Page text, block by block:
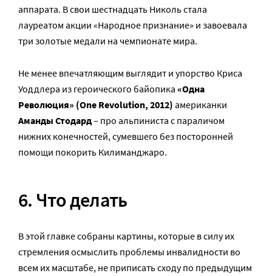
аппарата. В свои шестнадцать Николь стала
лауреатом акции «Народное признание» и завоевала
три золотые медали на чемпионате мира.
Не менее впечатляющим выглядит и упорство Криса
Уоддлера из героического байопика «Одна
Революция» (One Revolution, 2012) американки
Аманды Стодард– про альпиниста с параличом
нижних конечностей, сумевшего без посторонней
помощи покорить Килиманджаро.
6. Что делать
В этой главке собраны картины, которые в силу их
стремления осмыслить проблемы инвалидности во
всем их масштабе, не приписать сходу по предыдущим